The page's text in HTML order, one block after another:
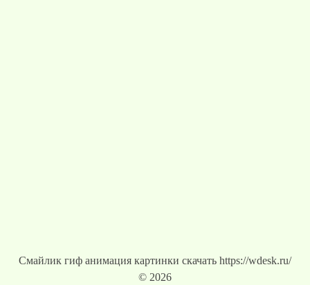
Смайлик гиф анимация картинки скачать https://wdesk.ru/
© 2026